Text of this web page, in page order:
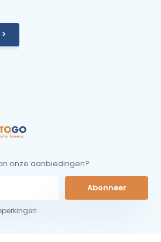
onze aanbiedingen?
Abonneer